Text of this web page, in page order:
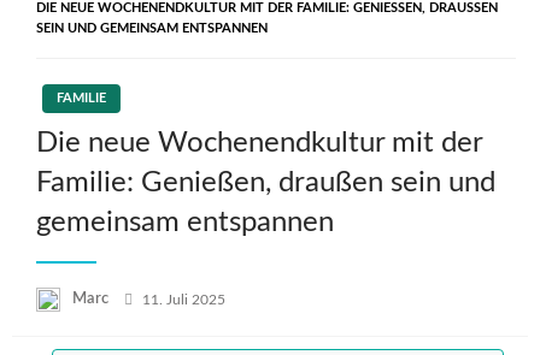
DIE NEUE WOCHENENDKULTUR MIT DER FAMILIE: GENIESSEN, DRAUSSEN SE
IN UND GEMEINSAM ENTSPANNEN
FAMILIE
Die neue Wochenendkultur mit der
Familie: Genießen, draußen sein und
gemeinsam entspannen
Marc
Posted
11. Juli 2025